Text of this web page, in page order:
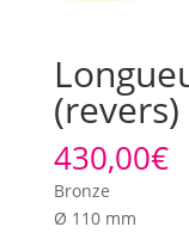
(revers)
430,00€
Bronze
Ø 110 mm